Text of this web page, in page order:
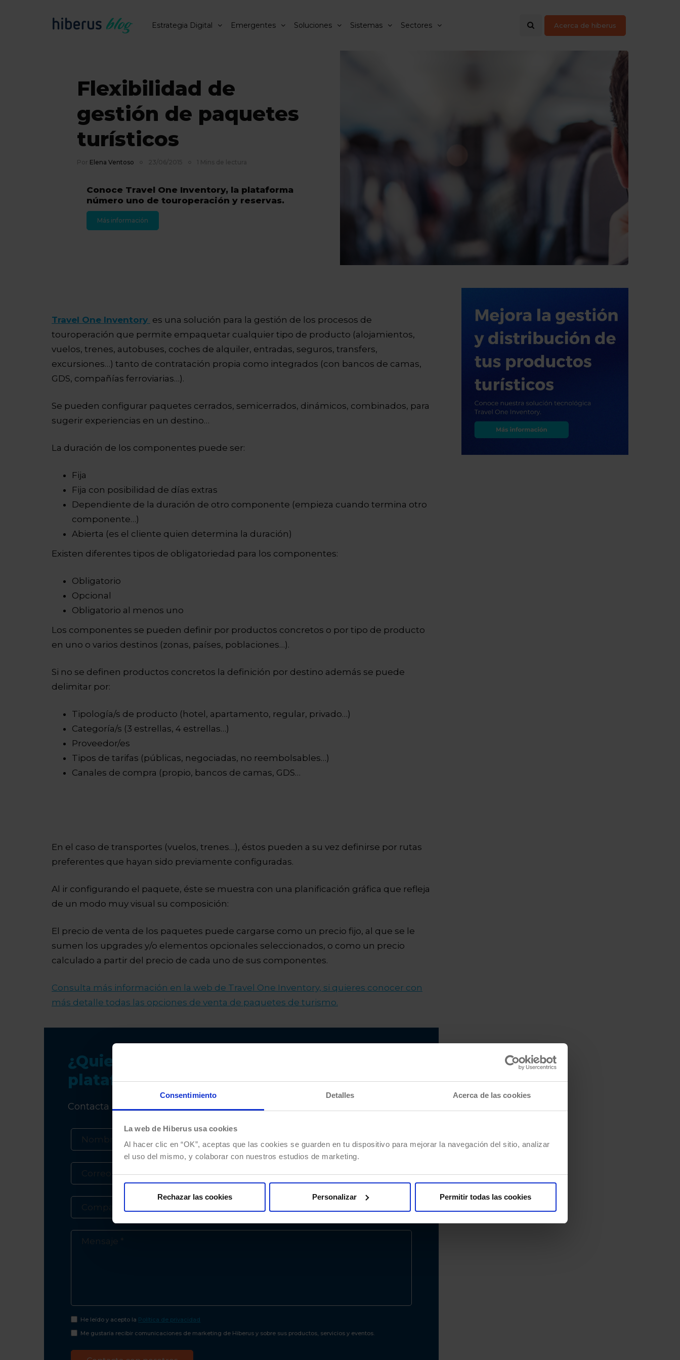
Consentimiento Detalles Acerca de las cookies
La web de Hiberus usa cookies
Al hacer clic en “OK”, aceptas que las cookies se guarden en tu dispositivo para mejorar la navegación del sitio, analizar
el uso del mismo, y colaborar con nuestros estudios de marketing.
Rechazar las cookies Personalizar Permitir todas las cookies
Estrategia Digital Emergentes Soluciones Sistemas Sectores Acerca de hiberus
Flexibilidad de
gestión de paquetes
turísticos
Por Elena Ventoso 23/06/2015 1 Mins de lectura
Conoce Travel One Inventory, la plataforma
número uno de touroperación y reservas.
Más información
Travel One Inventory es una solución para la gestión de los procesos de
touroperación que permite empaquetar cualquier tipo de producto (alojamientos,
vuelos, trenes, autobuses, coches de alquiler, entradas, seguros, transfers,
excursiones…) tanto de contratación propia como integrados (con bancos de camas,
GDS, compañías ferroviarias…).
Se pueden configurar paquetes cerrados, semicerrados, dinámicos, combinados, para
sugerir experiencias en un destino…
La duración de los componentes puede ser:
Fija
Fija con posibilidad de días extras
Dependiente de la duración de otro componente (empieza cuando termina otro
componente…)
Abierta (es el cliente quien determina la duración)
Existen diferentes tipos de obligatoriedad para los componentes:
Obligatorio
Opcional
Obligatorio al menos uno
Los componentes se pueden definir por productos concretos o por tipo de producto
en uno o varios destinos (zonas, países, poblaciones…).
Si no se definen productos concretos la definición por destino además se puede
delimitar por:
Tipología/s de producto (hotel, apartamento, regular, privado…)
Categoría/s (3 estrellas, 4 estrellas…)
Proveedor/es
Tipos de tarifas (públicas, negociadas, no reembolsables…)
Canales de compra (propio, bancos de camas, GDS…
En el caso de transportes (vuelos, trenes…), éstos pueden a su vez definirse por rutas
preferentes que hayan sido previamente configuradas.
Al ir configurando el paquete, éste se muestra con una planificación gráfica que refleja
de un modo muy visual su composición:
El precio de venta de los paquetes puede cargarse como un precio fijo, al que se le
sumen los upgrades y/o elementos opcionales seleccionados, o como un precio
calculado a partir del precio de cada uno de sus componentes.
Consulta más información en la web de Travel One Inventory, si quieres conocer con
más detalle todas las opciones de venta de paquetes de turismo.
¿Quieres más información sobre nuestra
plataforma para operadores turísticos?
Contacta con nuestro equipo de Travel One Inventory
He leído y acepto la Política de privacidad
Me gustaría recibir comunicaciones de marketing de Hiberus y sobre sus productos, servicios y eventos.